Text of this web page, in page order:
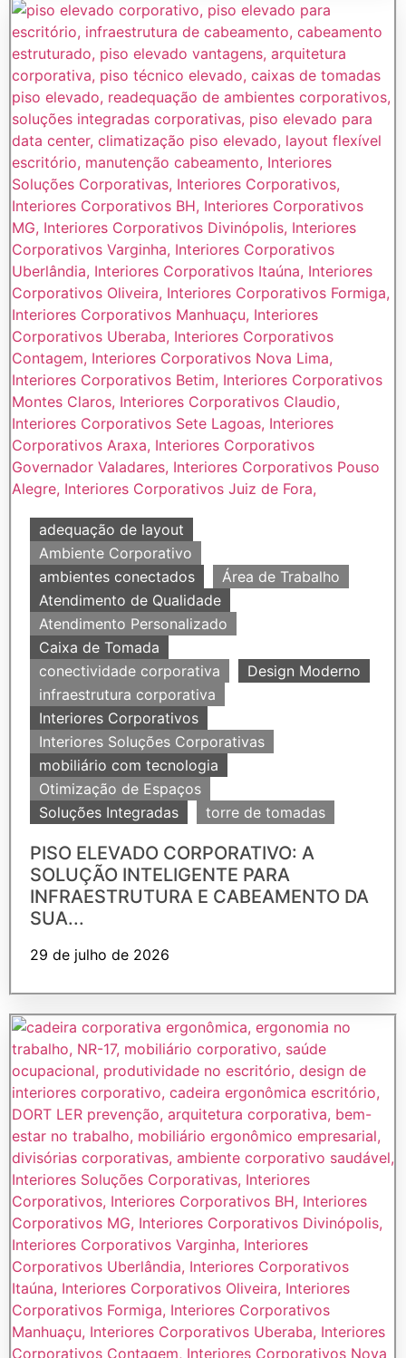
adequação de layout
Ambiente Corporativo
ambientes conectados
Área de Trabalho
Atendimento de Qualidade
Atendimento Personalizado
Caixa de Tomada
conectividade corporativa
Design Moderno
infraestrutura corporativa
Interiores Corporativos
Interiores Soluções Corporativas
mobiliário com tecnologia
Otimização de Espaços
Soluções Integradas
torre de tomadas
PISO ELEVADO CORPORATIVO: A
SOLUÇÃO INTELIGENTE PARA
INFRAESTRUTURA E CABEAMENTO DA
SUA...
29 de julho de 2026